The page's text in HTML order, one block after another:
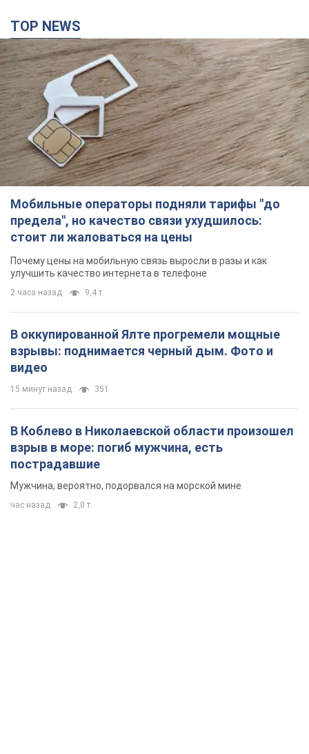
TOP NEWS
Мобильные операторы подняли тарифы "до
предела", но качество связи ухудшилось:
стоит ли жаловаться на цены
Почему цены на мобильную связь выросли в разы и как
улучшить качество интернета в телефоне
2 часа назад 9,4 т.
В оккупированной Ялте прогремели мощные
взрывы: поднимается черный дым. Фото и
видео
15 минут назад 351
В Коблево в Николаевской области произошел
взрыв в море: погиб мужчина, есть
пострадавшие
Мужчина, вероятно, подорвался на морской мине
час назад 2,0 т.